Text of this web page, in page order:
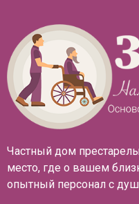
Частный дом
место, где о вашем
опытный персонал с